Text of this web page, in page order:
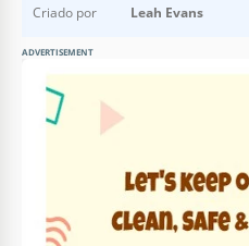
Criado por
Leah Evans
ADVERTISEMENT